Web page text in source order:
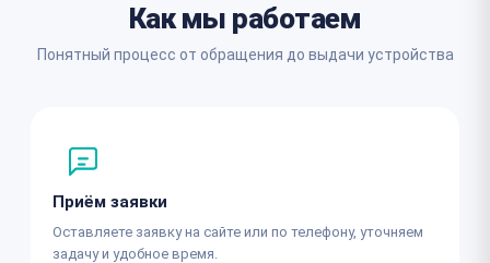
Как мы работаем
Понятный процесс от обращения до выдачи устройства
Приём заявки
Оставляете заявку на сайте или по телефону, уточняем
задачу и удобное время.